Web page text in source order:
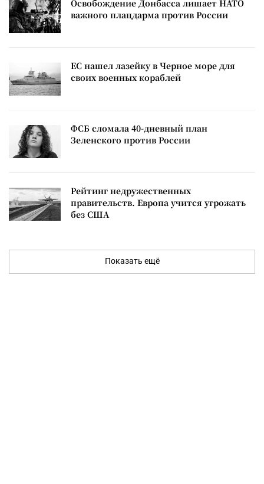
Освобождение Донбасса лишает НАТО
важного плацдарма против России
ЕС нашел лазейку в Черное море для
своих военных кораблей
ФСБ сломала 40-дневный план
Зеленского против России
Рейтинг недружественных
правительств. Европа учится угрожать
без США
Показать ещё